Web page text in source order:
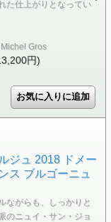
た仕上がりとなってい
Gros
円)
ジュ 2018 ドメー
ス ブルゴーニュ
ながらも、しっかりと
のニュイ・サン・ジョ